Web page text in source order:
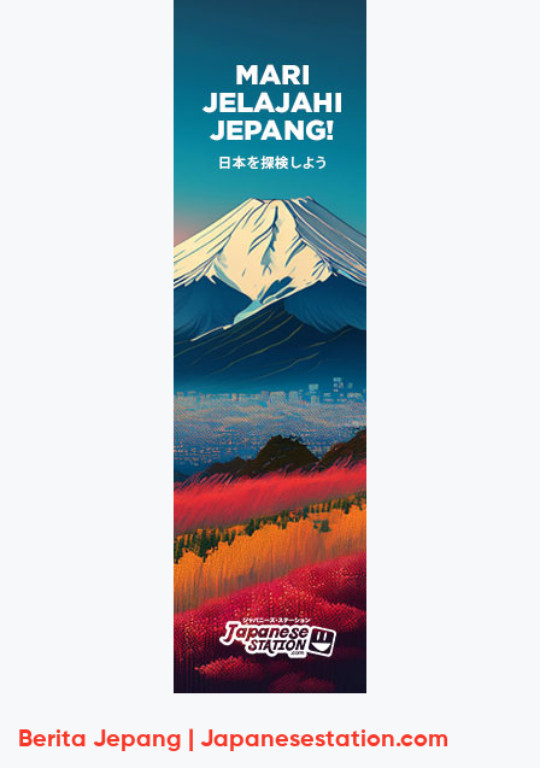
Berita Jepang | Japanesestation.com